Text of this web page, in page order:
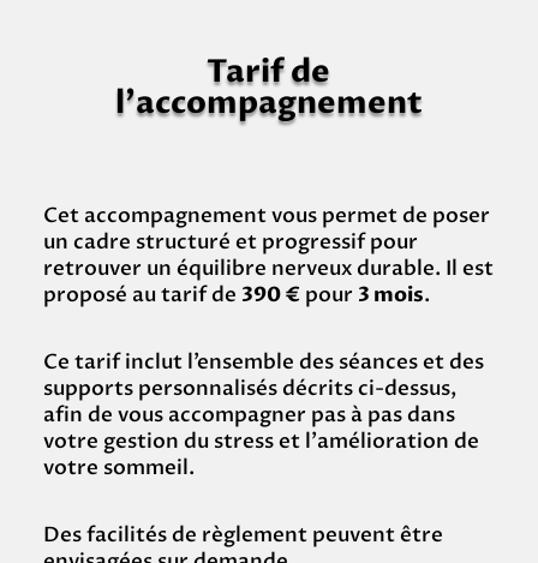
Tarif de
l’accompagnement
Cet accompagnement vous permet de poser
un cadre structuré et progressif pour
retrouver un équilibre nerveux durable. Il est
proposé au tarif de 390 € pour 3 mois.
Ce tarif inclut l’ensemble des séances et des
supports personnalisés décrits ci-dessus,
afin de vous accompagner pas à pas dans
votre gestion du stress et l’amélioration de
votre sommeil.
Des facilités de règlement peuvent être